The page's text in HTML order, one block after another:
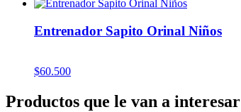
Entrenador Sapito Orinal Niños
$60.500
Productos que le van a interesar